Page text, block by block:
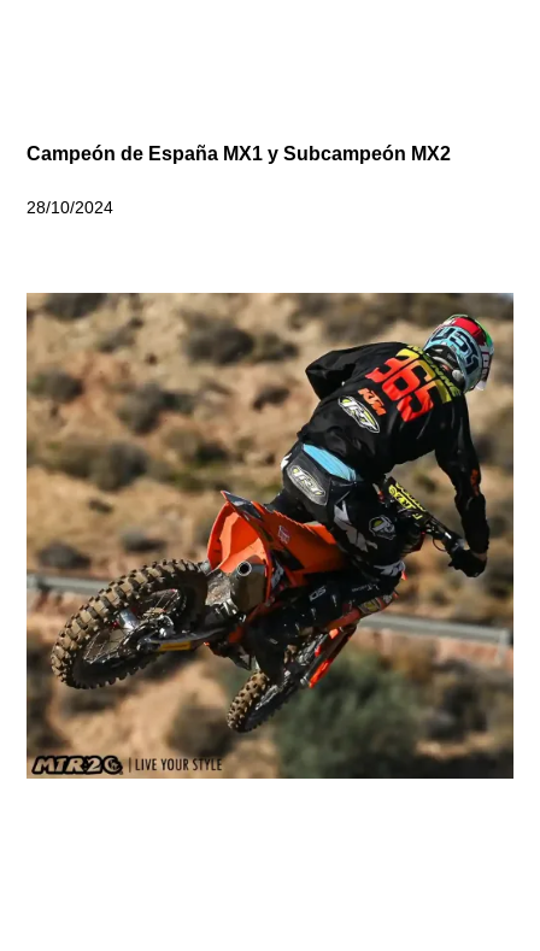
Campeón de España MX1 y Subcampeón MX2
28/10/2024